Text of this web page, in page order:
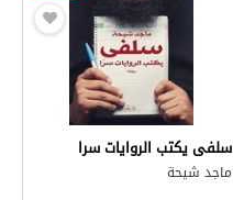
سلفى يكتب الروايات سرا
ماجد شيحة